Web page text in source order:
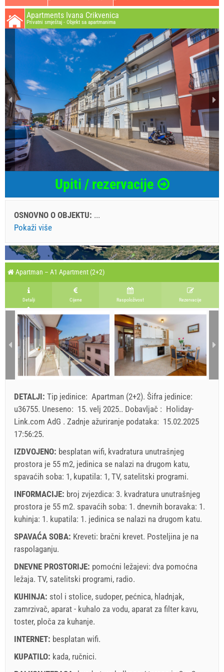
Apartments Ivana Crikvenica
Privatni smještaj - Objekt sa apartmanima
Upiti / rezervacije
OSNOVNO O OBJEKTU: ...
Pokaži više
Apartman – A1 Apartment (2+2)
Detalji Cijene Raspoloživost Rezervacije
DETALJI: Tip jedinice: Apartman (2+2). Šifra jedinice:
u36755. Uneseno: 15. velj 2025.. Dobavljač : Holiday-
Link.com AdG . Zadnje ažuriranje podataka: 15.02.2025
17:56:25.
IZDVOJENO: besplatan wifi, kvadratura unutrašnjeg
prostora je 55 m2, jedinica se nalazi na drugom katu,
spavaćih soba: 1, kupatila: 1, TV, satelitski programi.
INFORMACIJE: broj zvjezdica: 3. kvadratura unutrašnjeg
prostora je 55 m2. spavaćih soba: 1. dnevnih boravaka: 1.
kuhinja: 1. kupatila: 1. jedinica se nalazi na drugom katu.
SPAVAĆA SOBA: Kreveti: bračni krevet. Posteljina je na
raspolaganju.
DNEVNE PROSTORIJE: pomoćni ležajevi: dva pomoćna
ležaja. TV, satelitski programi, radio.
KUHINJA: stol i stolice, sudoper, pećnica, hladnjak,
zamrzivač, aparat - kuhalo za vodu, aparat za filter kavu,
toster, ploča za kuhanje.
INTERNET: besplatan wifi.
KUPATILO: kada, ručnici.